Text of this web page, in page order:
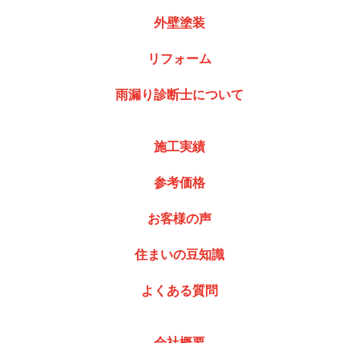
外壁塗装
リフォーム
雨漏り診断士について
施工実績
参考価格
お客様の声
住まいの豆知識
よくある質問